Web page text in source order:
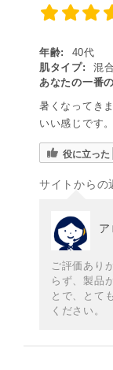
年齢:
40代
肌タイプ:
混
あなたの一番
暑くなってき
いい感じです。
役に立った
サイトからの
ご評価あり
らず、製品
とで、とて
ください。